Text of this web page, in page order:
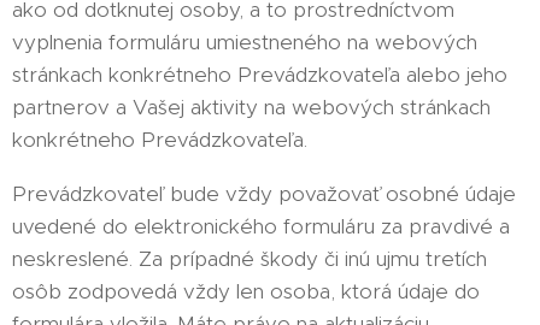
ako od dotknutej osoby, a to prostredníctvom
vyplnenia formuláru umiestneného na webových
stránkach konkrétneho Prevádzkovateľa alebo jeho
partnerov a Vašej aktivity na webových stránkach
konkrétneho Prevádzkovateľa.
Prevádzkovateľ bude vždy považovať osobné údaje
uvedené do elektronického formuláru za pravdivé a
neskreslené. Za prípadné škody či inú ujmu tretích
osôb zodpovedá vždy len osoba, ktorá údaje do